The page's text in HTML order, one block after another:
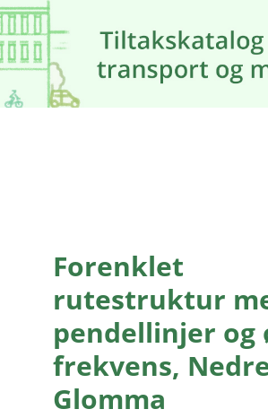
Forenklet
rutestruktur
pendellinjer og
frekvens,
Glomma